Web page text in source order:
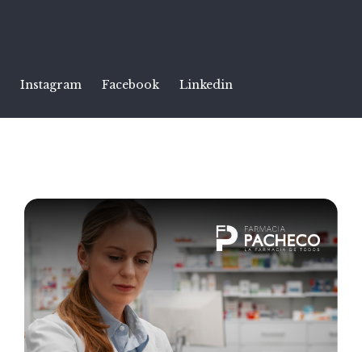
Instagram Facebook Linkedin